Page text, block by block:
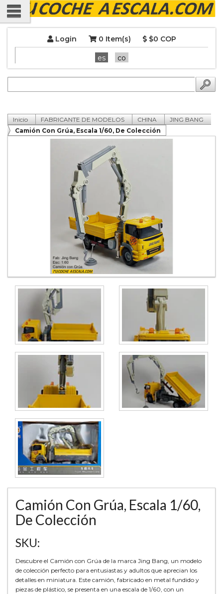
Login 0 Item(s) $0 COP
es co
Inicio FABRICANTE DE MODELOS CHINA
JING BANG
Camión Con Grúa, Escala 1/60, De Colección
Camión Con Grúa, Escala 1/60,
De Colección
SKU:
Descubre el Camión con Grúa de la marca Jing Bang, un modelo
de colección perfecto para entusiastas y adultos que aprecian los
detalles en miniatura. Este camión, fabricado en metal fundido y
piezas de plástico, se presenta en una escala de 1/60, con un